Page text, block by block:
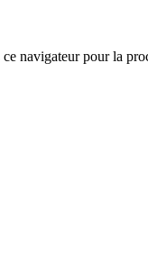
navigateur pour la